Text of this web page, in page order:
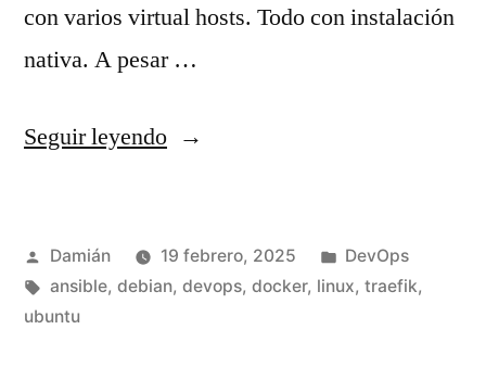
con varios virtual hosts. Todo con instalación
nativa. A pesar …
Seguir leyendo«Automatizar
Docker
y
Publicado
por
Damián 19 febrero, 2025
Publicado
en
DevOps
Etiquetas:
ansible, debian, devops, docker, linux, traefik,
ubuntu